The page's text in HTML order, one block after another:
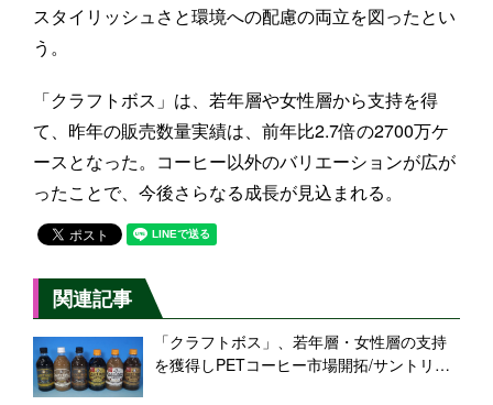
スタイリッシュさと環境への配慮の両立を図ったとい
う。
「クラフトボス」は、若年層や女性層から支持を得
て、昨年の販売数量実績は、前年比2.7倍の2700万ケ
ースとなった。コーヒー以外のバリエーションが広が
ったことで、今後さらなる成長が見込まれる。
関連記事
「クラフトボス」、若年層・女性層の支持
を獲得しPETコーヒー市場開拓/サントリー